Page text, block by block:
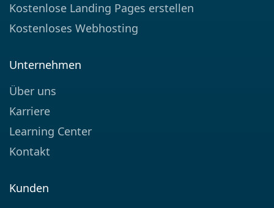
Kostenlose Landing Pages erstellen
Kostenloses Webhosting
Unternehmen
Über uns
Karriere
Learning Center
Kontakt
Kunden